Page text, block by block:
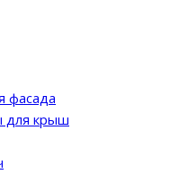
фасада
для крыш